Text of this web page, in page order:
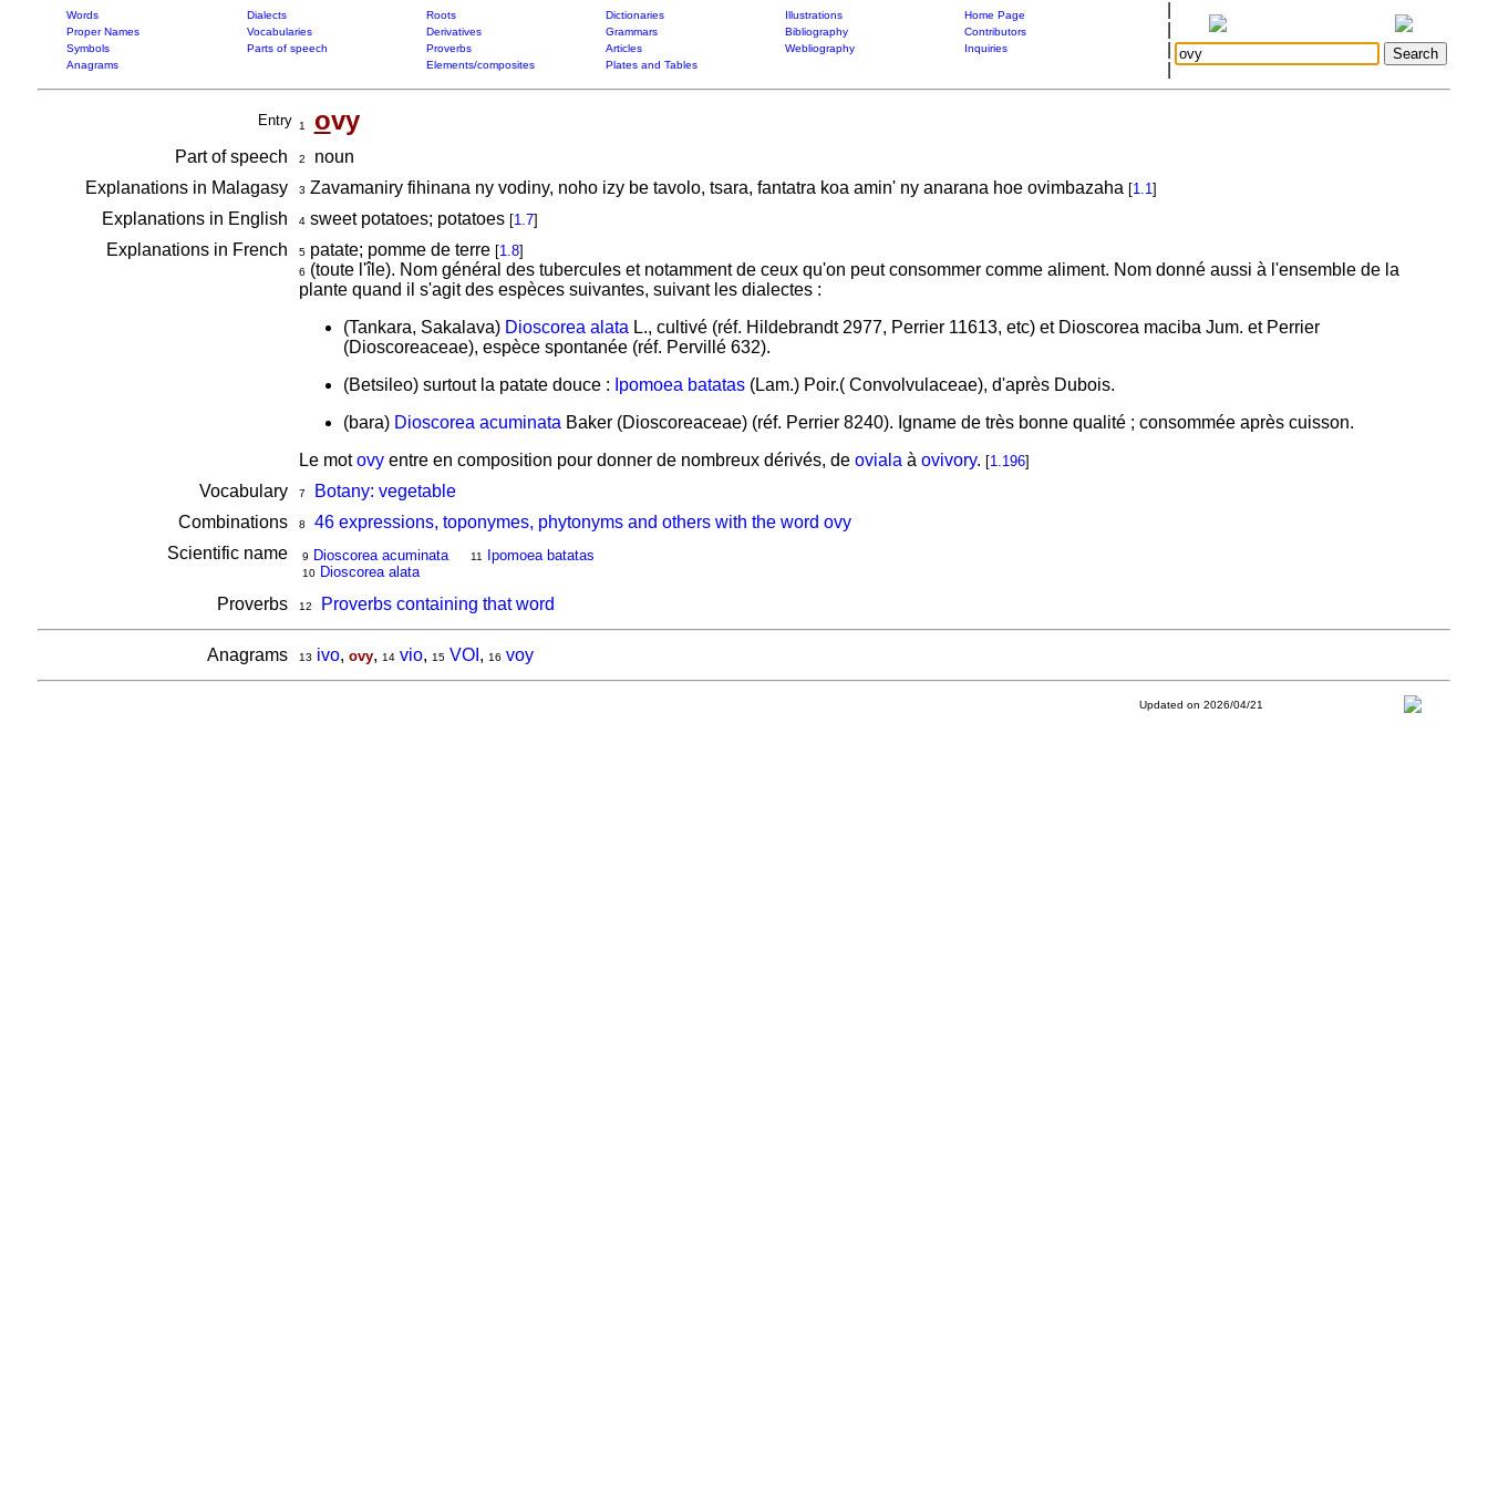
Words Dialects Roots Dictionaries Illustrations
Home Page
Proper Names
Vocabularies Derivatives Grammars Bibliography
Contributors
Symbols
Parts of speech Proverbs Articles Webliography
Inquiries
Anagrams
Elements/composites Plates and Tables
Entry 1 ovy
Part of speech 2
noun
Explanations in Malagasy
3 Zavamaniry fihinana ny vodiny, noho izy be tavolo, tsara, fantatra koa amin' ny anarana hoe ovimbazaha [1.1]
Explanations in English 4sweet potatoes; potatoes [1.7]
Explanations in French 5patate; pomme de terre [1.8]
6 (toute l'île). Nom général des tubercules et notamment de ceux qu'on peut consommer comme aliment. Nom donné aussi à l'ensemble de la
plante quand il s'agit des espèces suivantes, suivant les dialectes :
(Tankara, Sakalava) Dioscorea alata L., cultivé (réf. Hildebrandt 2977, Perrier 11613, etc) et Dioscorea maciba Jum. et Perrier
(Dioscoreaceae), espèce spontanée (réf. Pervillé 632).
(Betsileo) surtout la patate douce : Ipomoea batatas(Lam.) Poir.( Convolvulaceae), d'après Dubois.
(bara) Dioscorea acuminata Baker (Dioscoreaceae) (réf. Perrier 8240). Igname de très bonne qualité ; consommée après cuisson.
Le motovyentre en composition pour donner de nombreux dérivés, de oviala à ovivory. [1.196]
Vocabulary 7
Botany: vegetable
Combinations
8
46 expressions, toponymes, phytonyms and others with the word ovy
Scientific name
9 Dioscorea acuminata
10 Dioscorea alata
11 Ipomoea batatas
Proverbs 12 Proverbs containing that word
Anagrams 13 ivo, ovy, 14 vio, 15 VOI , 16 voy
Updated on 2026/04/21